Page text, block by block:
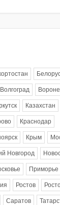
Волгоград
Казахстан
Краснодар
Крым
Новгород
Приморье
Ростов
Саратов